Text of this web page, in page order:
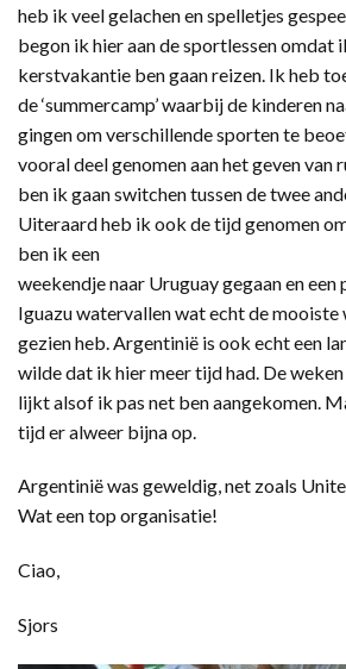
heb ik veel gelachen en spelletjes
begon ik hier aan de sportlessen omdat
kerstvakantie ben gaan reizen. Ik heb
de ‘summercamp’ waarbij de kinderen
gingen om verschillende sporten te
vooral deel genomen aan het geven van
ben ik gaan switchen tussen de twee
Uiteraard heb ik ook de tijd genomen
ben ik een
weekendje naar Uruguay gegaan en een
Iguazu watervallen wat echt de
gezien heb. Argentinië is ook echt een
wilde dat ik hier meer tijd had. De
lijkt alsof ik pas net ben aangekomen.
tijd er alweer bijna op.
Argentinië was geweldig, net zoals
Wat een top organisatie!
Ciao,
Sjors